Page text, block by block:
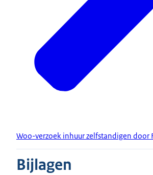
Woo-verzoek inhuur zelfstandigen door
Bijlagen